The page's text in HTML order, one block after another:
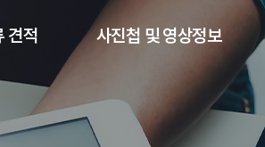
견적
러리
사진첩 및 영상정보
지입차량 출고
지입차량 현장 소식